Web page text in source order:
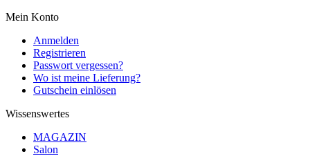
Mein Konto
Anmelden
Registrieren
Passwort vergessen?
Wo ist meine Lieferung?
Gutschein einlösen
Wissenswertes
MAGAZIN
Salon